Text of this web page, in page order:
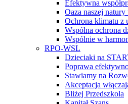
Efektywna
Oaza naszej
Ochrona klimatu z
Wspólna ochrona
Wspólnie w
RPO-WSL
Dzieciaki na
Poprawa
Stawiamy na
Akceptacja
Bliżej Przedszkola